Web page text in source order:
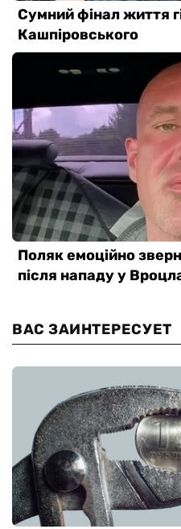
ВАС ЗАИНТЕРЕСУЕТ